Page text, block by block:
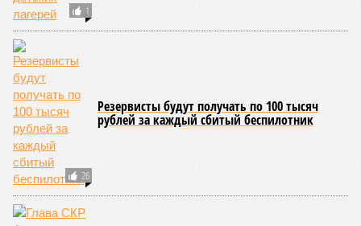
1
26
Резервисты будут получать по 100 тысяч
рублей за каждый сбитый беспилотник